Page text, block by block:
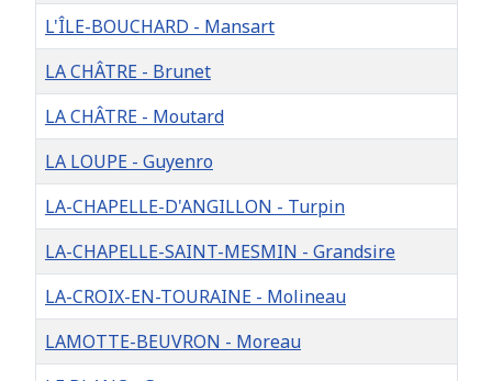
L'ÎLE-BOUCHARD - Mansart
LA CHÂTRE - Brunet
LA CHÂTRE - Moutard
LA LOUPE - Guyenro
LA-CHAPELLE-D'ANGILLON - Turpin
LA-CHAPELLE-SAINT-MESMIN - Grandsire
LA-CROIX-EN-TOURAINE - Molineau
LAMOTTE-BEUVRON - Moreau